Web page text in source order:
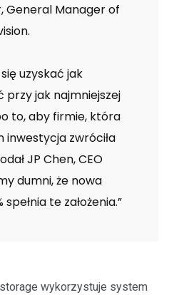
General Manager of
uzyskać jak
przy jak najmniejszej
to, aby firmie, która
inwestycja zwróciła
JP Chen, CEO
dumni, że nowa
spełnia te założenia.”
wykorzystuje system